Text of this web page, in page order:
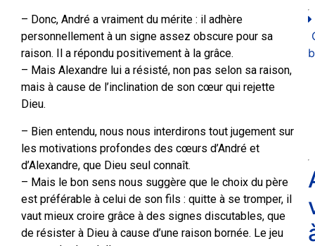
– Donc, André a vraiment du mérite : il adhère
personnellement à un signe assez obscure pour sa
raison. Il a répondu positivement à la grâce.
– Mais Alexandre lui a résisté, non pas selon sa raison,
mais à cause de l’inclination de son cœur qui rejette
Dieu.
– Bien entendu, nous nous interdirons tout jugement sur
les motivations profondes des cœurs d’André et
d’Alexandre, que Dieu seul connaît.
– Mais le bon sens nous suggère que le choix du père
est préférable à celui de son fils : quitte à se tromper, il
vaut mieux croire grâce à des signes discutables, que
de résister à Dieu à cause d’une raison bornée. Le jeu